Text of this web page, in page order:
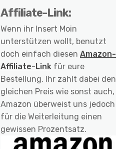
Affiliate-Link:
Wenn ihr Insert Moin
unterstützen wollt, benutzt
doch einfach diesen Amazon-
Affiliate-Link für eure
Bestellung. Ihr zahlt dabei den
gleichen Preis wie sonst auch,
Amazon überweist uns jedoch
für die Weiterleitung einen
gewissen Prozentsatz.